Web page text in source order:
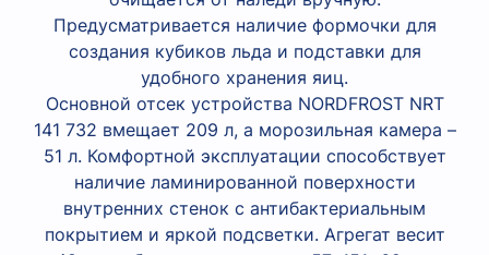
Предусматривается наличие формочки для
создания кубиков льда и подставки для
удобного хранения яиц.
Основной отсек устройства NORDFROST NRT
141 732 вмещает 209 л, а морозильная камера –
51 л. Комфортной эксплуатации способствует
наличие ламинированной поверхности
внутренних стенок с антибактериальным
покрытием и яркой подсветки. Агрегат весит